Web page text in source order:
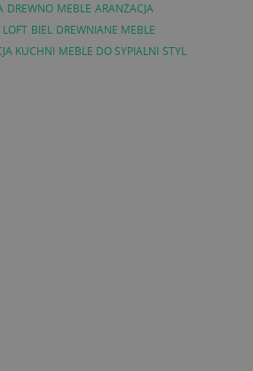
DREWNO MEBLE ARANŻACJA
LOFT BIEL DREWNIANE MEBLE
KUCHNI MEBLE DO SYPIALNI STYL